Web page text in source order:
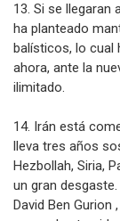
13. Si se llegaran
ha planteado
balísticos, lo cual
ahora, ante la
ilimitado.
14. Irán está
lleva tres años
Hezbollah, Siria,
un gran
David Ben